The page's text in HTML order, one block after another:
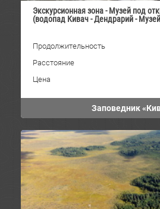
Экскурсионная зона - Музей под
(водопад Кивач - Дендрарий -
Продолжительность
Расстояние
Цена
Заповедник